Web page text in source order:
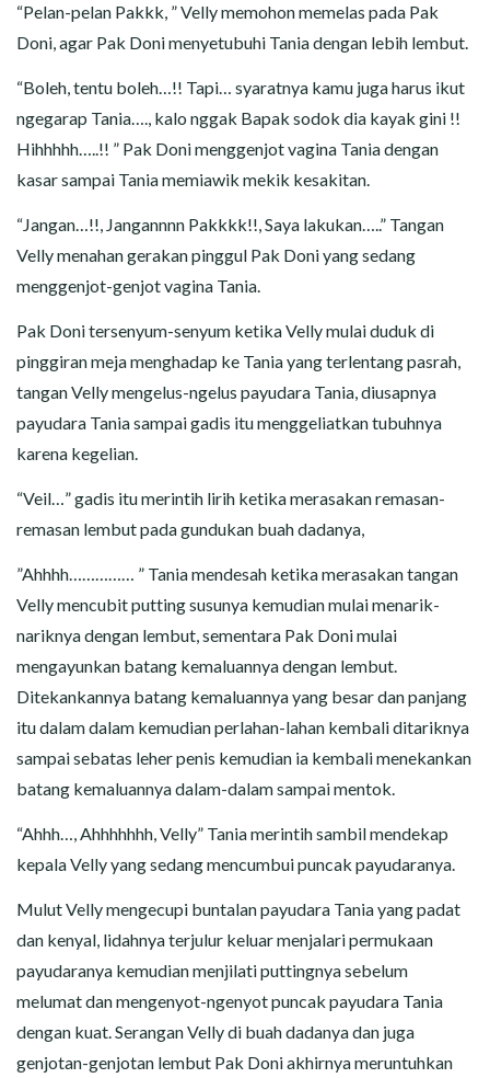
“Pelan-pelan Pakkk, ” Velly memohon memelas pada Pak
Doni, agar Pak Doni menyetubuhi Tania dengan lebih lembut.
“Boleh, tentu boleh…!! Tapi… syaratnya kamu juga harus ikut
ngegarap Tania…., kalo nggak Bapak sodok dia kayak gini !!
Hihhhhh…..!! ” Pak Doni menggenjot vagina Tania dengan
kasar sampai Tania memiawik mekik kesakitan.
“Jangan…!!, Jangannnn Pakkkk!!, Saya lakukan…..” Tangan
Velly menahan gerakan pinggul Pak Doni yang sedang
menggenjot-genjot vagina Tania.
Pak Doni tersenyum-senyum ketika Velly mulai duduk di
pinggiran meja menghadap ke Tania yang terlentang pasrah,
tangan Velly mengelus-ngelus payudara Tania, diusapnya
payudara Tania sampai gadis itu menggeliatkan tubuhnya
karena kegelian.
“Veil…” gadis itu merintih lirih ketika merasakan remasan-
remasan lembut pada gundukan buah dadanya,
”Ahhhh…………… ” Tania mendesah ketika merasakan tangan
Velly mencubit putting susunya kemudian mulai menarik-
nariknya dengan lembut, sementara Pak Doni mulai
mengayunkan batang kemaluannya dengan lembut.
Ditekankannya batang kemaluannya yang besar dan panjang
itu dalam dalam kemudian perlahan-lahan kembali ditariknya
sampai sebatas leher penis kemudian ia kembali menekankan
batang kemaluannya dalam-dalam sampai mentok.
“Ahhh…, Ahhhhhhh, Velly” Tania merintih sambil mendekap
kepala Velly yang sedang mencumbui puncak payudaranya.
Mulut Velly mengecupi buntalan payudara Tania yang padat
dan kenyal, lidahnya terjulur keluar menjalari permukaan
payudaranya kemudian menjilati puttingnya sebelum
melumat dan mengenyot-ngenyot puncak payudara Tania
dengan kuat. Serangan Velly di buah dadanya dan juga
genjotan-genjotan lembut Pak Doni akhirnya meruntuhkan